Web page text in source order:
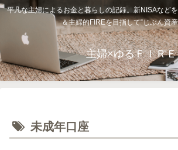
平凡な主婦によるお金と暮らしの記録。新NISAなど
＆主婦的FIREを目指して“じぶん資
主婦×ゆるＦＩＲＥ
未成年口座